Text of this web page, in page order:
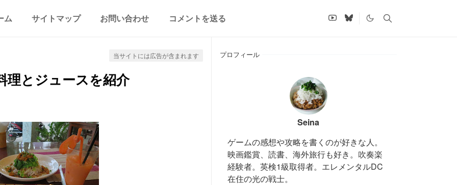
ム サイトマップ お問い合わせ コメントを送る
当サイトには広告が含まれます
理とジュースを紹介
プロフィール
Seina
ゲームの感想や攻略を書くのが好きな人。
映画鑑賞、読書、海外旅行も好き。吹奏楽
経験者。英検1級取得者。エレメンタルDC
在住の光の戦士。